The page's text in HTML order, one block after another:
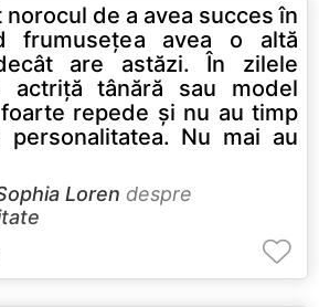
norocul de a avea succes în
frumuseţea avea o altă
are astăzi. În zilele
actriţă tânără sau model
repede şi nu au timp
personalitatea. Nu mai au
Loren despre